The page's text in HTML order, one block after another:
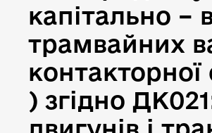
капітально –
трамвайних
) згідно